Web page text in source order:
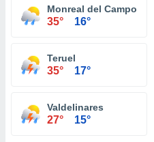
Monreal del Campo
35° 16°
Teruel
35° 17°
Valdelinares
27° 15°